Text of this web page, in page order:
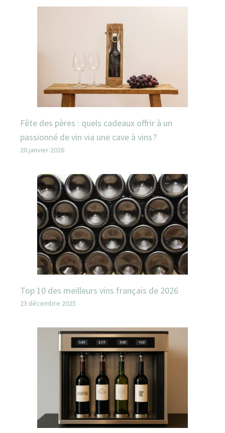
Fête des pères : quels cadeaux offrir à un
passionné de vin via une cave à vins ?
20 janvier 2026
Top 10 des meilleurs vins français de 2026
23 décembre 2025